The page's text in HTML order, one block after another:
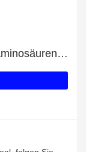
Über 56% Rabatt auf Essentielle Aminosäuren nur für EU-Kunden